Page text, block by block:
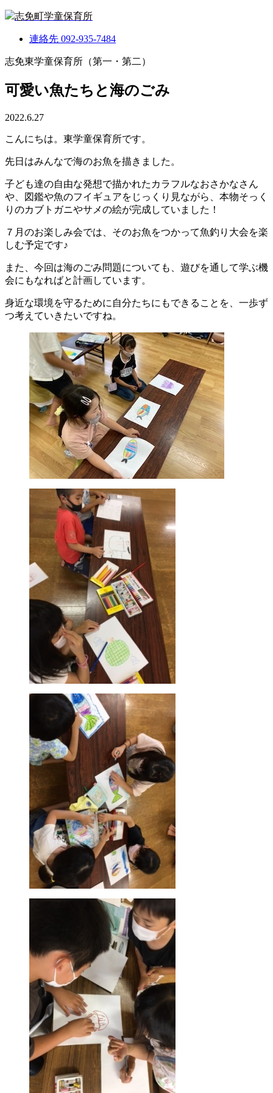
志免町学童保育所
連絡先 092-935-7484
志免東学童保育所（第一・第二）
可愛い魚たちと海のごみ
2022.6.27
こんにちは。東学童保育所です。
先日はみんなで海のお魚を描きました。
子ども達の自由な発想で描かれたカラフルなおさかなさん
や、図鑑や魚のフイギュアをじっくり見ながら、本物そっく
りのカブトガニやサメの絵が完成していました！
７月のお楽しみ会では、そのお魚をつかって魚釣り大会を楽
しむ予定です♪
また、今回は海のごみ問題についても、遊びを通して学ぶ機
会にもなればと計画しています。
身近な環境を守るために自分たちにもできることを、一歩ず
つ考えていきたいですね。